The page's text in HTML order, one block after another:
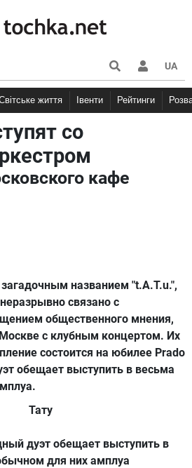
UA
Світське життя Івенти Рейтинги
со
кафе
названием "t.A.T.u.",
связано с
общественного мнения,
с клубным концертом. Их
состоится на юбилее Prado
обещает выступить в весьма
дуэт обещает выступить в
для них амплуа